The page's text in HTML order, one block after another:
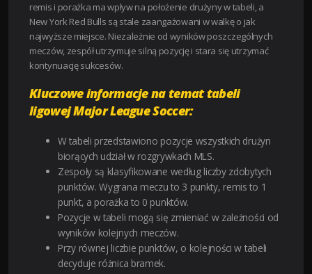
remis i porażka ma wpływ na położenie drużyny w tabeli, a
New York Red Bulls są stale zaangażowani w walkę o jak
najwyższe miejsce. Niezależnie od wyników poszczególnych
meczów, zespół utrzymuje silną pozycję i stara się utrzymać
kontynuację sukcesów.
Kluczowe informacje na temat tabeli
ligowej Major League Soccer:
W tabeli przedstawiono pozycje wszystkich drużyn
biorących udział w rozgrywkach MLS.
Zespoły są klasyfikowane według liczby zdobytych
punktów. Wygrana meczu to 3 punkty, remis to 1
punkt, a porażka to 0 punktów.
Pozycje w tabeli mogą się zmieniać w zależności od
wyników kolejnych meczów.
Przy równej liczbie punktów, o kolejności w tabeli
decyduje różnica bramek.